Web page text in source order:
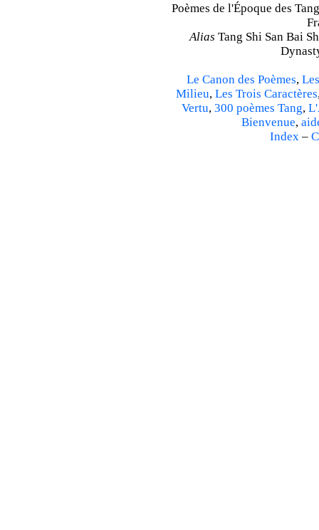
Poèmes de l'Époque des
Alias Tang Shi San Bai
Le Canon des Poèmes,
Milieu, Les Trois Caractères
Vertu, 300 poèmes Tang,
Bienvenue,
Index–